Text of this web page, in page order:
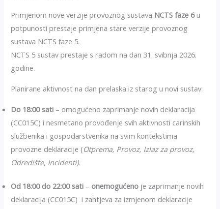
Primjenom nove verzije provoznog sustava NCTS faze 6u
potpunosti prestaje primjena stare verzije provoznog
sustava NCTS faze 5.
NCTS 5 sustav prestaje s radom na dan 31. svibnja 2026.
godine.
Planirane aktivnost na dan prelaska iz starog u novi sustav:
Do 18:00 sati – omogućeno zaprimanje novih deklaracija
(CC015C) i nesmetano provođenje svih aktivnosti carinskih
službenika i gospodarstvenika na svim kontekstima
provozne deklaracije (Otprema, Provoz, Izlaz za provoz,
Odredište, Incidenti).
Od 18:00 do 22:00 sati – onemogućeno je zaprimanje novih
deklaracija (CC015C) i zahtjeva za izmjenom deklaracije